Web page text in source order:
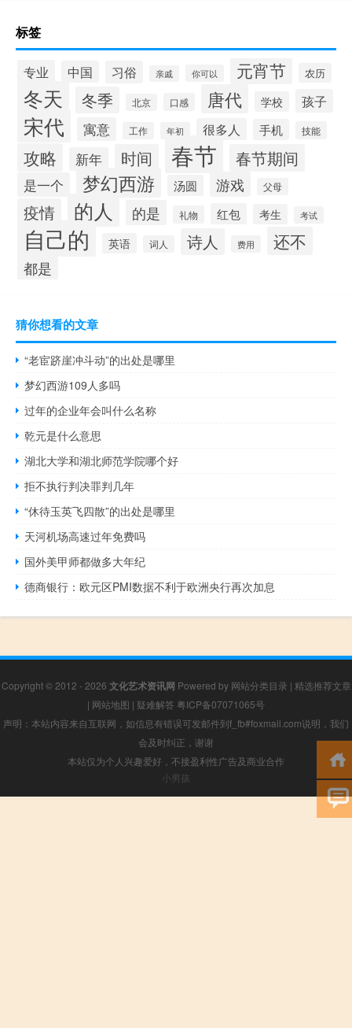
标签
专业 中国 习俗 亲戚 你可以 元宵节 农历
冬天 冬季 北京 口感 唐代 学校 孩子
宋代 寓意 工作 年初 很多人 手机 技能
攻略 新年 时间 春节 春节期间
是一个 梦幻西游 汤圆 游戏 父母
疫情 的人 的是 礼物 红包 考生 考试
自己的 英语 词人 诗人 费用 还不
都是
猜你想看的文章
“老宦跻崖冲斗动”的出处是哪里
梦幻西游109人多吗
过年的企业年会叫什么名称
乾元是什么意思
湖北大学和湖北师范学院哪个好
拒不执行判决罪判几年
“休待玉英飞四散”的出处是哪里
天河机场高速过年免费吗
国外美甲师都做多大年纪
德商银行：欧元区PMI数据不利于欧洲央行再次加息
Copyright © 2012 - 2026 文化艺术资讯网 Powered by 网站分类目录 | 精选推荐文章
| 网站地图 | 疑难解答 粤ICP备07071065号
声明：本站内容来自互联网，如信息有错误可发邮件到f_fb#foxmail.com说明，我们
会及时纠正，谢谢
本站仅为个人兴趣爱好，不接盈利性广告及商业合作
小男孩